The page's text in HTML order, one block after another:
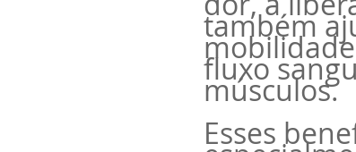
também
fluxo
músculos.
Esses